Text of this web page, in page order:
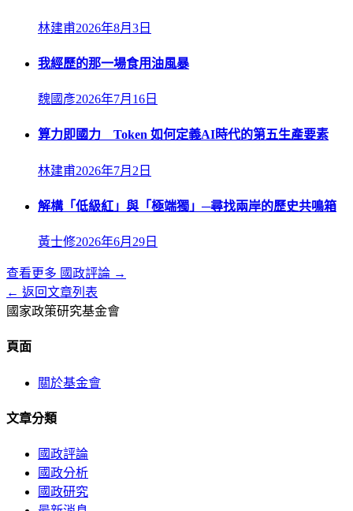
林建甫2026年8月3日
我經歷的那一場食用油風暴
魏國彥2026年7月16日
算力即國力 Token 如何定義AI時代的第五生產要素
林建甫2026年7月2日
解構「低級紅」與「極端獨」─尋找兩岸的歷史共鳴箱
黃士修2026年6月29日
查看更多 國政評論 →
← 返回文章列表
國家政策研究基金會
頁面
關於基金會
文章分類
國政評論
國政分析
國政研究